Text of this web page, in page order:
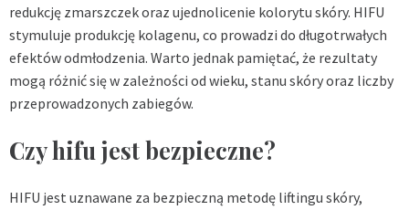
redukcję zmarszczek oraz ujednolicenie kolorytu skóry. HIFU
stymuluje produkcję kolagenu, co prowadzi do długotrwałych
efektów odmłodzenia. Warto jednak pamiętać, że rezultaty
mogą różnić się w zależności od wieku, stanu skóry oraz liczby
przeprowadzonych zabiegów.
Czy hifu jest bezpieczne?
HIFU jest uznawane za bezpieczną metodę liftingu skóry,